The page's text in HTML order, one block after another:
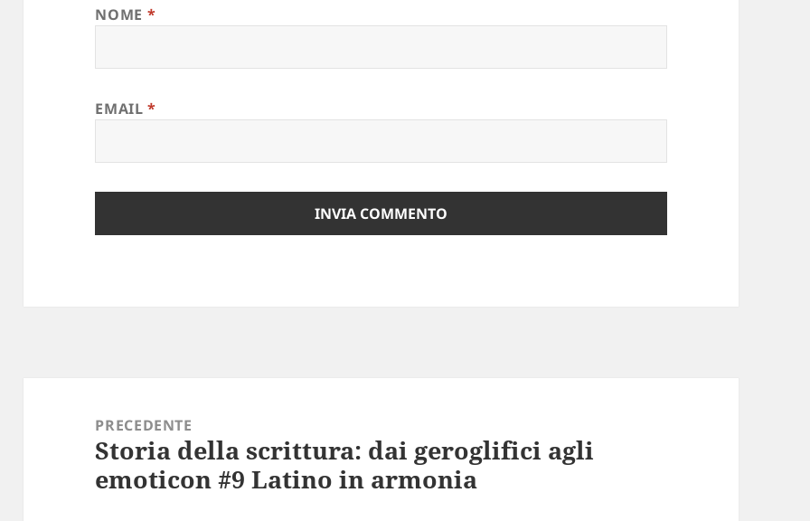
NOME *
EMAIL*
PRECEDENTE
Articolo
precedente:
Storia della scrittura: dai geroglifici agli
emoticon #9 Latino in armonia